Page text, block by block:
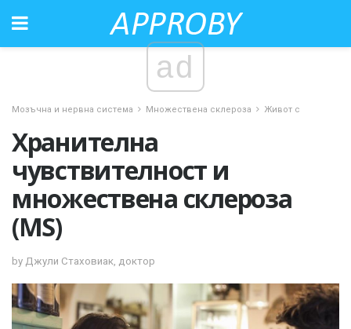
ad
Мозъчна и нервна система Множествена склероза Живот с
Хранителна
чувствителност и
множествена склероза
(MS)
by Джули Стаховиак, доктор